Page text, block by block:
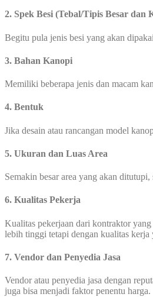
2. Spek Besi (Tebal/Tipis Besar dan
Begitu pula jenis besi yang akan
3. Bahan Kanopi
Memiliki beberapa jenis dan macam
4. Bentuk
Jika desain atau rancangan model
5. Ukuran dan Luas Area
Semakin besar area yang akan
6. Kualitas Pekerja
Kualitas pekerjaan dari kontraktor
lebih tinggi tetapi dengan kualitas
7. Vendor dan Penyedia Jasa
Vendor atau penyedia jasa dengan
juga bisa menjadi faktor penentu harga.